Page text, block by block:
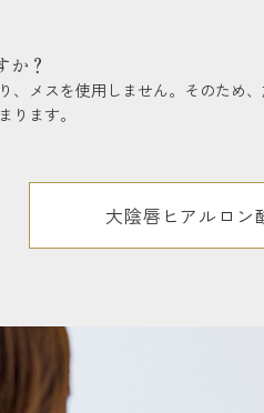
か？
、メスを使用しません。そのため
ります。
大陰唇ヒアルロン